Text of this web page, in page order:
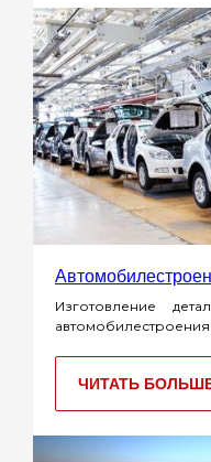
Изготовление
автомобилестроения
ЧИТАТЬ